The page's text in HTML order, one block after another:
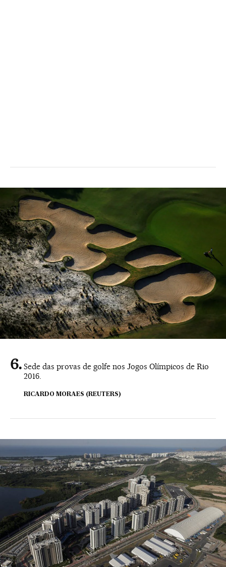
Sede das provas de golfe nos Jogos Olímpicos de Rio
2016.
RICARDO MORAES (REUTERS)